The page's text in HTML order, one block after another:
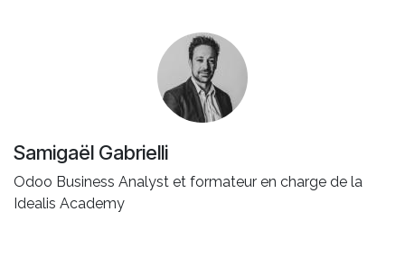
Samigaël Gabrielli
Odoo Business Analyst et formateur en charge de la
Idealis Academy